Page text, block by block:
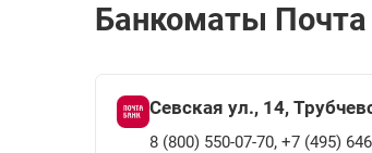
Банкоматы Почта
Севская ул., 14,
8 (800) 550-07-70, +7 (495)